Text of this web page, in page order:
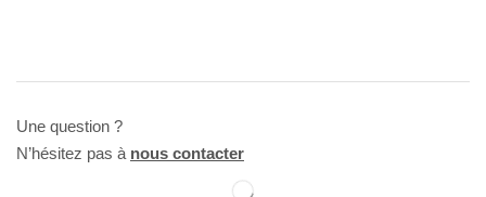
Une question ?
N’hésitez pas à nous contacter